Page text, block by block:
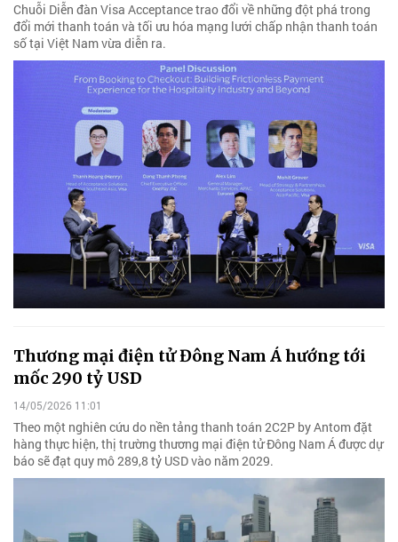
Chuỗi Diễn đàn Visa Acceptance trao đổi về những đột phá trong
đổi mới thanh toán và tối ưu hóa mạng lưới chấp nhận thanh toán
số tại Việt Nam vừa diễn ra.
Thương mại điện tử Đông Nam Á hướng tới
mốc 290 tỷ USD
14/05/2026 11:01
Theo một nghiên cứu do nền tảng thanh toán 2C2P by Antom đặt
hàng thực hiện, thị trường thương mại điện tử Đông Nam Á được dự
báo sẽ đạt quy mô 289,8 tỷ USD vào năm 2029.